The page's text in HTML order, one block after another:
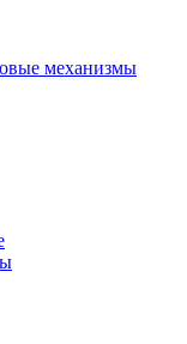
механизмы